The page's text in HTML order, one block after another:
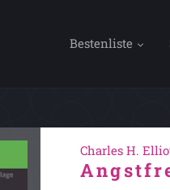
Bestenliste
Charles H.